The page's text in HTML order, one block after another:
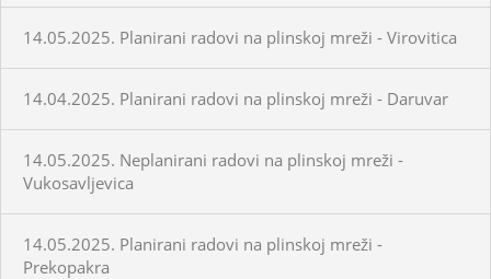
14.05.2025. Planirani radovi na plinskoj mreži - Virovitica
14.04.2025. Planirani radovi na plinskoj mreži - Daruvar
14.05.2025. Neplanirani radovi na plinskoj mreži -
Vukosavljevica
14.05.2025. Planirani radovi na plinskoj mreži -
Prekopakra